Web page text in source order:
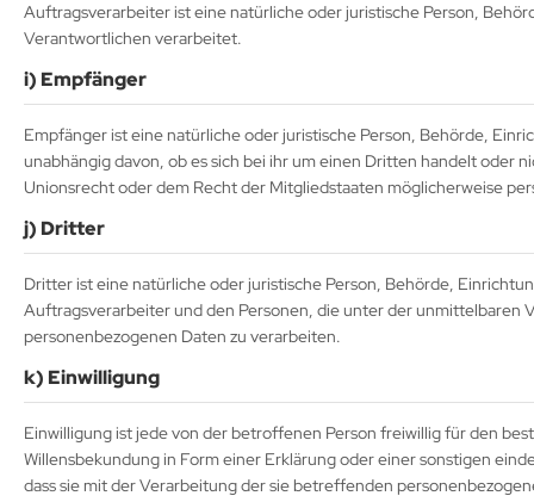
Auftragsverarbeiter ist eine natürliche oder juristische Person,
Verantwortlichen verarbeitet.
i) Empfänger
Empfänger ist eine natürliche oder juristische Person, Behörde,
unabhängig davon, ob es sich bei ihr um einen Dritten handelt oder
Unionsrecht oder dem Recht der Mitgliedstaaten möglicherweise
j) Dritter
Dritter ist eine natürliche oder juristische Person, Behörde,
Auftragsverarbeiter und den Personen, die unter der
personenbezogenen Daten zu verarbeiten.
k) Einwilligung
Einwilligung ist jede von der betroffenen Person freiwillig für den
Willensbekundung in Form einer Erklärung oder einer sonstigen
dass sie mit der Verarbeitung der sie betreffenden